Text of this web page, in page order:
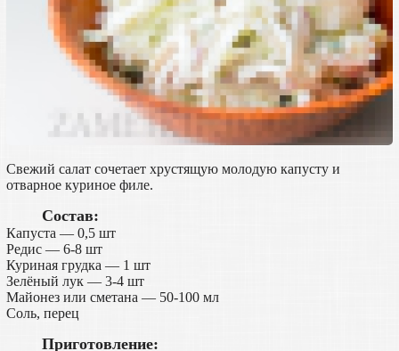
Свежий салат сочетает хрустящую молодую капусту и
отварное куриное филе.
Состав:
Капуста — 0,5 шт
Редис — 6-8 шт
Куриная грудка — 1 шт
Зелёный лук — 3-4 шт
Майонез или сметана — 50-100 мл
Соль, перец
Приготовление: